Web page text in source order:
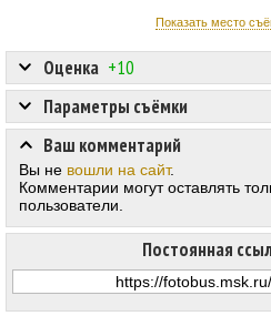
Показать место
Оценка +10
Постоянная
Параметры съёмки
Ваш комментарий
Вы не вошли на сайт.
Комментарии могут оставлять
пользователи.